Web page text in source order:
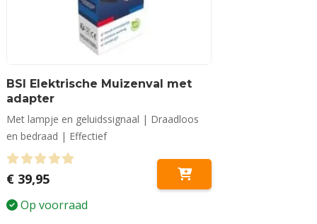
BSI Elektrische Muizenval met
adapter
Met lampje en geluidssignaal | Draadloos
en bedraad | Effectief
0 out of 5
€ 39,95
Op voorraad